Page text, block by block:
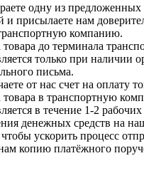
одну из предложенных
и присылаете нам
компанию.
товара до терминала
только при наличии
письма.
от нас счет на оплату
товара в транспортную
в течение 1-2
денежных средств на
ускорить процесс
копию платёжного